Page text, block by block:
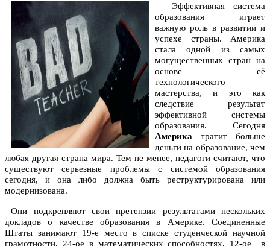
Эффективная система
образования играет
важную роль в развитии и
успехе страны. Америка
стала одной из самых
могущественных стран на
основе её
технологического
мастерства, и это как
следствие результат
эффективной системы
образования. Сегодня
Америка тратит больше
деньги на образование, чем
любая другая страна мира. Тем не менее, педагоги считают, что
существуют серьезные проблемы с системой образования
сегодня, и она либо должна быть реструктурирована или
модернизована.
Они подкрепляют свои претензии результатами нескольких
докладов о качестве образования в Америке. Соединенные
Штаты занимают 19-е место в списке студенческой научной
грамотности, 24-ое в математических способностях, 12-ое в